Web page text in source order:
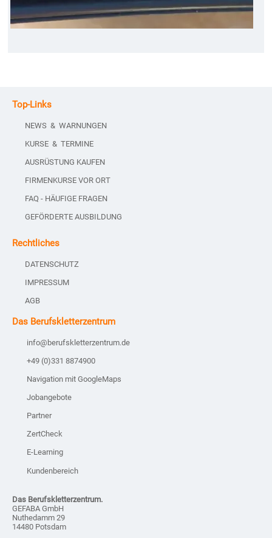
Top-Links
NEWS & WARNUNGEN
KURSE & TERMINE
AUSRÜSTUNG KAUFEN
FIRMENKURSE VOR ORT
FAQ - HÄUFIGE FRAGEN
GEFÖRDERTE AUSBILDUNG
Rechtliches
DATENSCHUTZ
IMPRESSUM
AGB
Das Berufskletterzentrum
info@berufskletterzentrum.de
+49 (0)331 8874900
Navigation mit GoogleMaps
Jobangebote
Partner
ZertCheck
E-Learning
Kundenbereich
Das Berufskletterzentrum.
GEFABA GmbH
Nuthedamm 29
14480 Potsdam